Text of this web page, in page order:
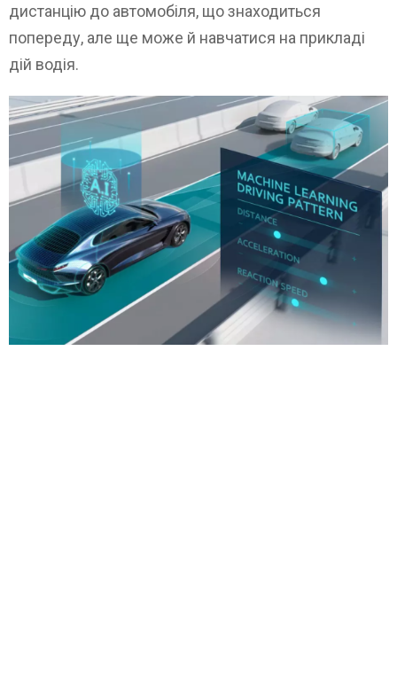
дистанцію до автомобіля, що знаходиться
попереду, але ще може й навчатися на прикладі
дій водія.